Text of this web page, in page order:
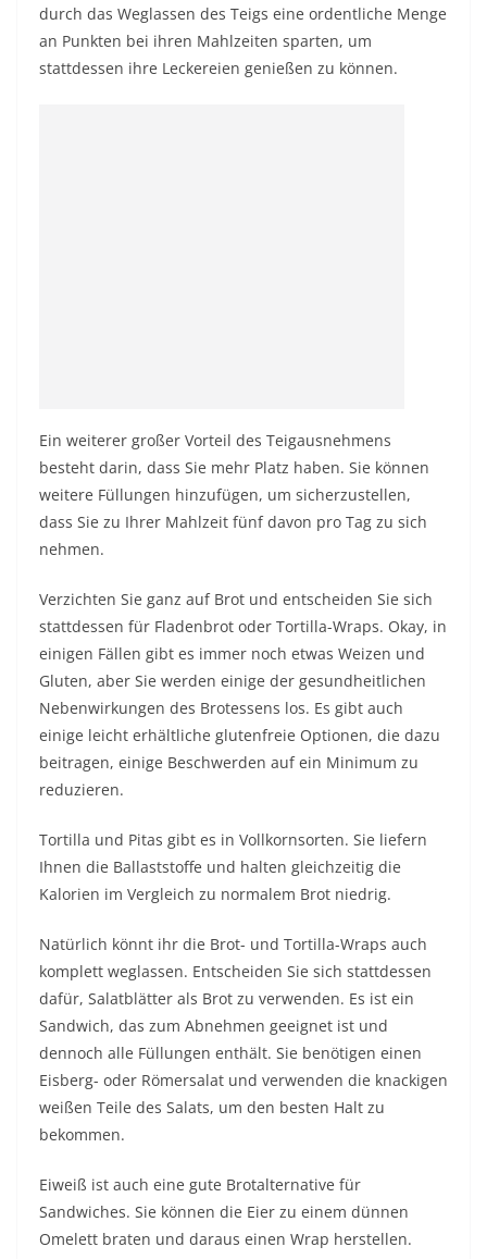
durch das Weglassen des Teigs eine ordentliche Menge
an Punkten bei ihren Mahlzeiten sparten, um
stattdessen ihre Leckereien genießen zu können.
Ein weiterer großer Vorteil des Teigausnehmens
besteht darin, dass Sie mehr Platz haben. Sie können
weitere Füllungen hinzufügen, um sicherzustellen,
dass Sie zu Ihrer Mahlzeit fünf davon pro Tag zu sich
nehmen.
Verzichten Sie ganz auf Brot und entscheiden Sie sich
stattdessen für Fladenbrot oder Tortilla-Wraps. Okay, in
einigen Fällen gibt es immer noch etwas Weizen und
Gluten, aber Sie werden einige der gesundheitlichen
Nebenwirkungen des Brotessens los. Es gibt auch
einige leicht erhältliche glutenfreie Optionen, die dazu
beitragen, einige Beschwerden auf ein Minimum zu
reduzieren.
Tortilla und Pitas gibt es in Vollkornsorten. Sie liefern
Ihnen die Ballaststoffe und halten gleichzeitig die
Kalorien im Vergleich zu normalem Brot niedrig.
Natürlich könnt ihr die Brot- und Tortilla-Wraps auch
komplett weglassen. Entscheiden Sie sich stattdessen
dafür, Salatblätter als Brot zu verwenden. Es ist ein
Sandwich, das zum Abnehmen geeignet ist und
dennoch alle Füllungen enthält. Sie benötigen einen
Eisberg- oder Römersalat und verwenden die knackigen
weißen Teile des Salats, um den besten Halt zu
bekommen.
Eiweiß ist auch eine gute Brotalternative für
Sandwiches. Sie können die Eier zu einem dünnen
Omelett braten und daraus einen Wrap herstellen.